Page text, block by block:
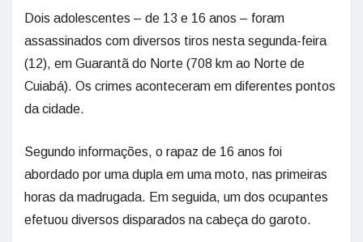
Dois adolescentes – de 13 e 16 anos – foram
assassinados com diversos tiros nesta segunda-feira
(12), em Guarantã do Norte (708 km ao Norte de
Cuiabá). Os crimes aconteceram em diferentes pontos
da cidade.
Segundo informações, o rapaz de 16 anos foi
abordado por uma dupla em uma moto, nas primeiras
horas da madrugada. Em seguida, um dos ocupantes
efetuou diversos disparados na cabeça do garoto.